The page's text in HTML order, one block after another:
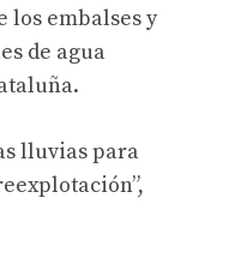
los embalses y
de agua
lluvias para